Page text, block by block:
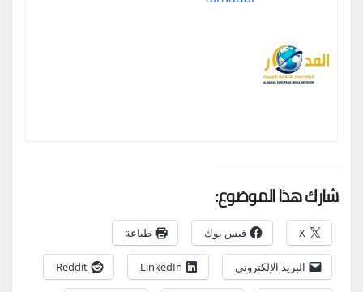
شارك هذا الموضوع:
X فيس بوك طباعة
البريد الإلكتروني LinkedIn
Reddit